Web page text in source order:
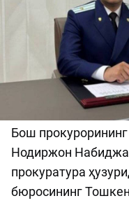
Бош
Нодиржон
прокуратура
бюросининг